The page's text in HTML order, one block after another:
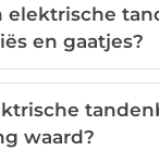
elektrische
en gaatjes?
waard?